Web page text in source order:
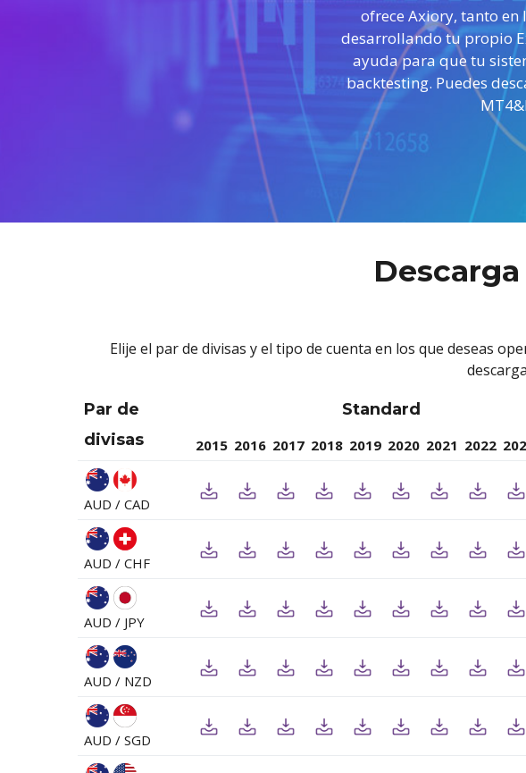
ofrece Axiory, tanto en
desarrollando tu propio
ayuda para que tu
backtesting. Puedes
Elije el par de divisas y el tipo de cuenta en los que deseas
Par de
divisas
Standard
2015 2016 2017 2018 2019 2020 2021 2022
AUD / CAD
AUD / CHF
AUD / JPY
AUD / NZD
AUD / SGD